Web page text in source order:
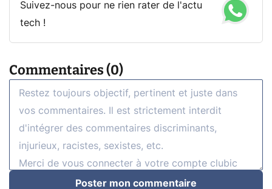
Suivez-nous pour ne rien rater de l'actu
tech !
Commentaires (0)
Poster mon commentaire